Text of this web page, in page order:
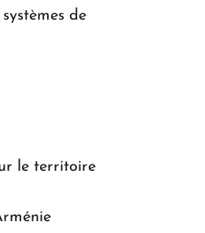
de
le territoire